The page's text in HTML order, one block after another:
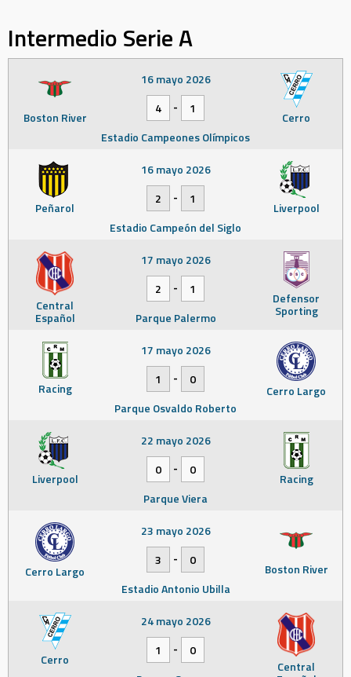
Intermedio Serie A
Boston River Cerro
16 mayo 2026
4
-
1
Estadio Campeones Olímpicos
Peñarol Liverpool
16 mayo 2026
2
-
1
Estadio Campeón del Siglo
Central
Español
Defensor
Sporting
17 mayo 2026
2
-
1
Parque Palermo
Racing Cerro Largo
17 mayo 2026
1
-
0
Parque Osvaldo Roberto
Liverpool Racing
22 mayo 2026
0
-
0
Parque Viera
Cerro Largo Boston River
23 mayo 2026
3
-
0
Estadio Antonio Ubilla
Cerro Central
24 mayo 2026
1
-
0